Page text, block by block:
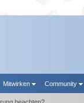
Mitwirken Community
beachten?